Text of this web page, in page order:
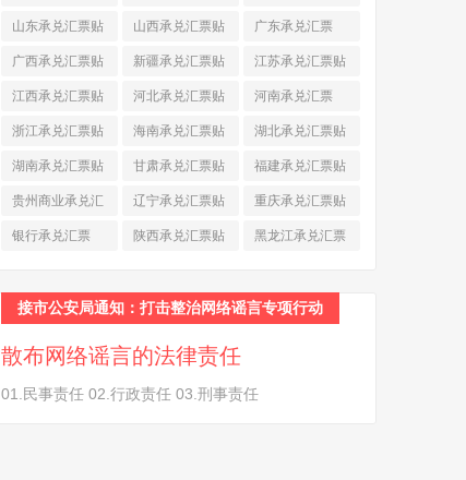
现(790)
现(242)
兑汇票 (565)
山东承兑汇票贴
现(874)
山西承兑汇票贴
现(463)
广东承兑汇票
(979)
广西承兑汇票贴
现(278)
新疆承兑汇票贴
现(264)
江苏承兑汇票贴
现(774)
江西承兑汇票贴
现(366)
河北承兑汇票贴
现(374)
河南承兑汇票
(518)
浙江承兑汇票贴
现(691)
海南承兑汇票贴
现(145)
湖北承兑汇票贴
现(587)
湖南承兑汇票贴
现(453)
甘肃承兑汇票贴
现(194)
福建承兑汇票贴
现(945)
贵州商业承兑汇
票(284)
辽宁承兑汇票贴
现(344)
重庆承兑汇票贴
现(232)
银行承兑汇票
陕西承兑汇票贴
黑龙江承兑汇票
接市公安局通知：打击整治网络谣言专项行动
散布网络谣言的法律责任
01.民事责任 02.行政责任 03.刑事责任